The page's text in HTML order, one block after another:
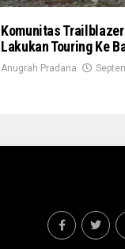
Komunitas
Lakukan Touring Ke
Anugrah Pradana